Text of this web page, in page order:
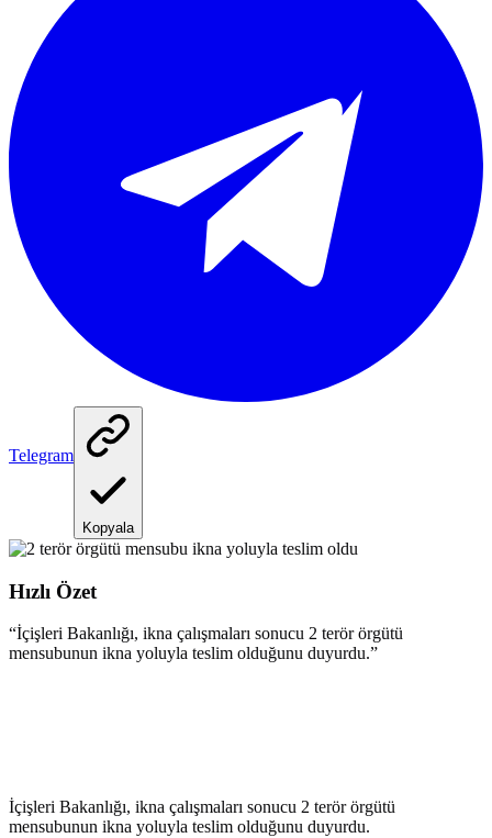
Telegram
Kopyala
Hızlı Özet
“İçişleri Bakanlığı, ikna çalışmaları sonucu 2 terör örgütü
mensubunun ikna yoluyla teslim olduğunu duyurdu.”
İçişleri Bakanlığı, ikna çalışmaları sonucu 2 terör örgütü
mensubunun ikna yoluyla teslim olduğunu duyurdu.